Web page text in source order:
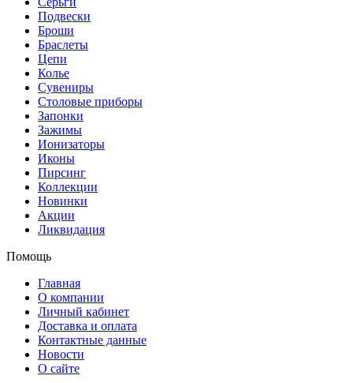
Подвески
Броши
Браслеты
Цепи
Колье
Сувениры
Столовые приборы
Запонки
Зажимы
Ионизаторы
Иконы
Пирсинг
Коллекции
Новинки
Акции
Ликвидация
Помощь
Главная
О компании
Личный кабинет
Доставка и оплата
Контактные данные
Новости
О сайте